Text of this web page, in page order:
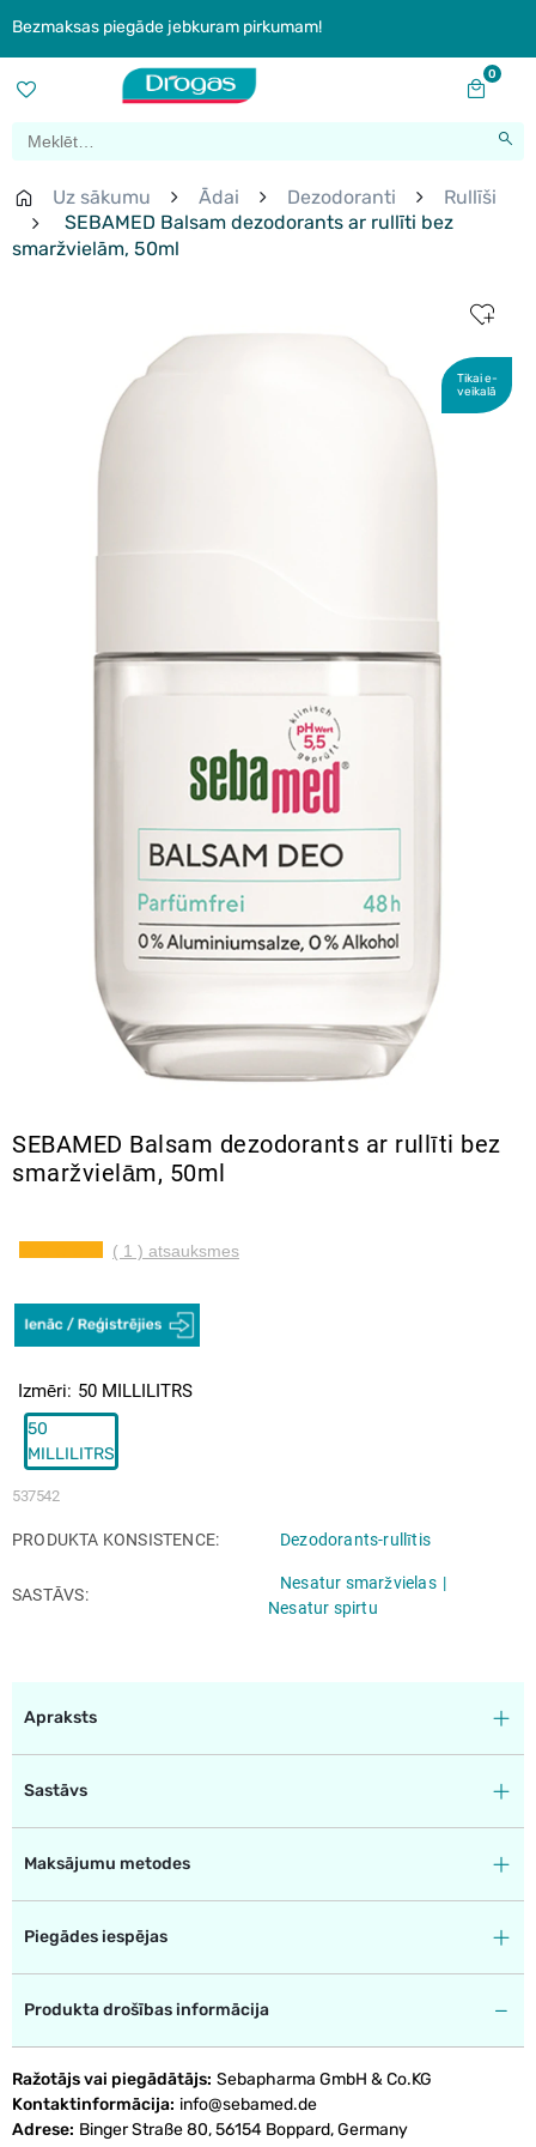
Bezmaksas piegāde jebkuram pirkumam!
0
Uz sākumu Ādai Dezodoranti
Rullīši
SEBAMED Balsam dezodorants ar rullīti bez
smaržvielām, 50ml
Tikai e-
veikalā
SEBAMED Balsam dezodorants ar rullīti bez
smaržvielām, 50ml
( 1 ) atsauksmes
537542
Izmēri 50 MILLILITRS
50
MILLILITRS
PRODUKTA KONSISTENCE Dezodorants-rullītis
SASTĀVS
Nesatur smaržvielas
Nesatur spirtu
Apraksts
Sastāvs
Maksājumu metodes
Piegādes iespējas
Produkta drošības informācija
Ražotājs vai piegādātājs Sebapharma GmbH & Co.KG
Kontaktinformācija info@sebamed.de
Adrese Binger Straße 80, 56154 Boppard, Germany